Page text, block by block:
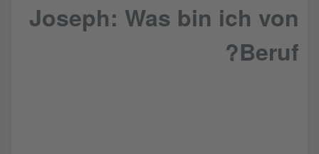
Joseph: Was bin ich von
Beruf?